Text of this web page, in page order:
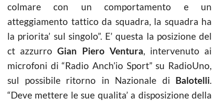
colmare con un comportamento e un
atteggiamento tattico da squadra, la squadra ha
la priorita’ sul singolo”. E’ questa la posizione del
ct azzurroGian Piero Ventura, intervenuto ai
microfoni di “Radio Anch’io Sport” su RadioUno,
sul possibile ritorno in Nazionale di Balotelli.
“Deve mettere le sue qualita’ a disposizione della